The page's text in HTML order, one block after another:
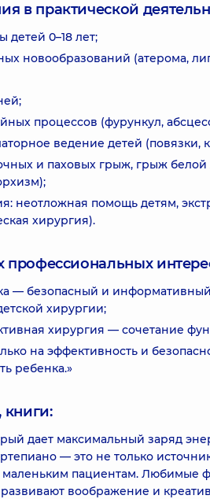
в практической
детей 0–18 лет;
новообразований (атерома,
процессов (фурункул,
ведение детей (повязки,
и паховых грыж, грыж
неотложная помощь детям,
хирургия).
профессиональных
— безопасный и
хирургии;
хирургия — сочетание
на эффективность и
ребенка.»
дает максимальный заряд
— это не только
маленьким пациентам. Любимые
воображение и